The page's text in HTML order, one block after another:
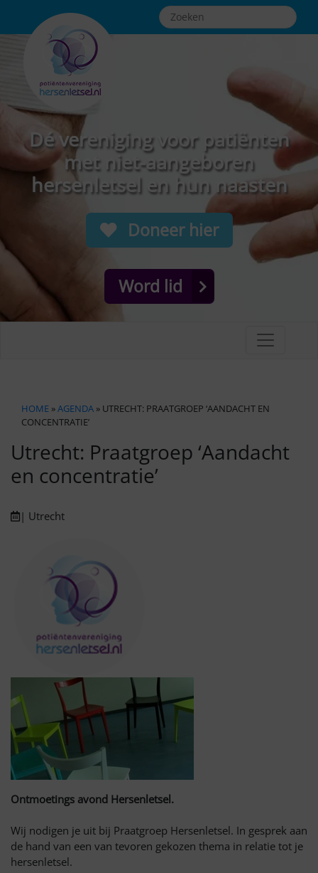
Dé vereniging voor patiënten
met niet-aangeboren
hersenletsel en hun naasten
Doneer hier
Word lid
HOME »AGENDA » UTRECHT: PRAATGROEP ‘AANDACHT EN
CONCENTRATIE’
Utrecht: Praatgroep ‘Aandacht
en concentratie’
| Utrecht
Ontmoetings avond Hersenletsel.
Wij nodigen je uit bij Praatgroep Hersenletsel. In gesprek aan
de hand van een van tevoren gekozen thema in relatie tot je
hersenletsel.